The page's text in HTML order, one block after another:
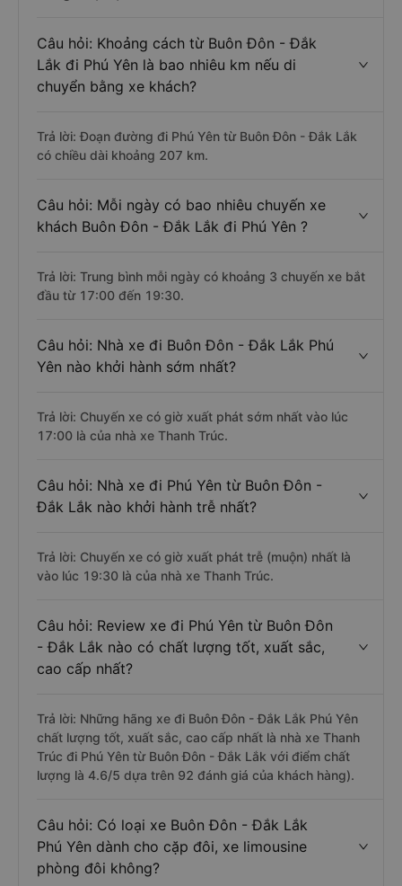
Câu hỏi: Khoảng cách từ Buôn Đôn - Đắk
Lắk đi Phú Yên là bao nhiêu km nếu di
chuyển bằng xe khách?
Trả lời: Đoạn đường đi Phú Yên từ Buôn Đôn - Đắk Lắk
có chiều dài khoảng 207 km.
Câu hỏi: Mỗi ngày có bao nhiêu chuyến xe
khách Buôn Đôn - Đắk Lắk đi Phú Yên ?
Trả lời: Trung bình mỗi ngày có khoảng 3 chuyến xe bắt
đầu từ 17:00 đến 19:30.
Câu hỏi: Nhà xe đi Buôn Đôn - Đắk Lắk Phú
Yên nào khởi hành sớm nhất?
Trả lời: Chuyến xe có giờ xuất phát sớm nhất vào lúc
17:00 là của nhà xe Thanh Trúc.
Câu hỏi: Nhà xe đi Phú Yên từ Buôn Đôn -
Đắk Lắk nào khởi hành trễ nhất?
Trả lời: Chuyến xe có giờ xuất phát trễ (muộn) nhất là
vào lúc 19:30 là của nhà xe Thanh Trúc.
Câu hỏi: Review xe đi Phú Yên từ Buôn Đôn
- Đắk Lắk nào có chất lượng tốt, xuất sắc,
cao cấp nhất?
Trả lời: Những hãng xe đi Buôn Đôn - Đắk Lắk Phú Yên
chất lượng tốt, xuất sắc, cao cấp nhất là nhà xe Thanh
Trúc đi Phú Yên từ Buôn Đôn - Đắk Lắk với điểm chất
lượng là 4.6/5 dựa trên 92 đánh giá của khách hàng).
Câu hỏi: Có loại xe Buôn Đôn - Đắk Lắk
Phú Yên dành cho cặp đôi, xe limousine
phòng đôi không?